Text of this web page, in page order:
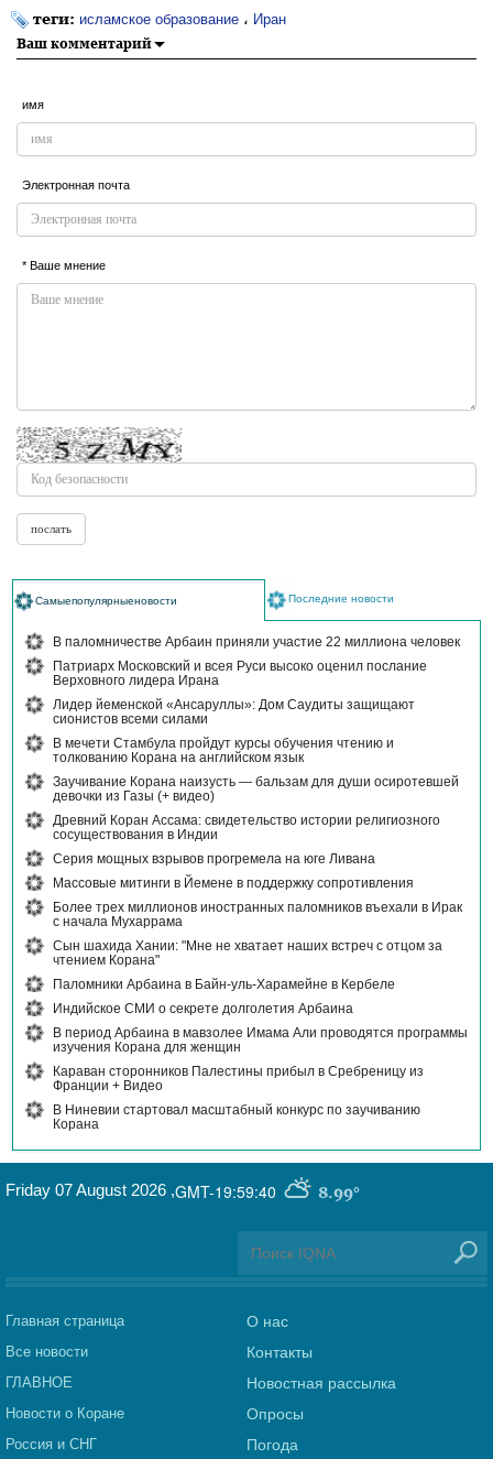
теги: исламское образование ، Иран
Ваш комментарий
имя
Электронная почта
* Ваше мнение
Самыепопулярныеновости Последние новости
В паломничестве Арбаин приняли участие 22 миллиона человек
Патриарх Московский и всея Руси высоко оценил послание
Верховного лидера Ирана
Лидер йеменской «Ансаруллы»: Дом Саудиты защищают
сионистов всеми силами
В мечети Стамбула пройдут курсы обучения чтению и
толкованию Корана на английском язык
Заучивание Корана наизусть — бальзам для души осиротевшей
девочки из Газы (+ видео)
Древний Коран Ассама: свидетельство истории религиозного
сосуществования в Индии
Серия мощных взрывов прогремела на юге Ливана
Массовые митинги в Йемене в поддержку сопротивления
Более трех миллионов иностранных паломников въехали в Ирак
с начала Мухаррама
Сын шахида Хании: "Мне не хватает наших встреч с отцом за
чтением Корана"
Паломники Арбаина в Байн-уль-Харамейне в Кербеле
Индийское СМИ о секрете долголетия Арбаина
В период Арбаина в мавзолее Имама Али проводятся программы
изучения Корана для женщин
Караван сторонников Палестины прибыл в Сребреницу из
Франции + Видео
В Ниневии стартовал масштабный конкурс по заучиванию
Корана
GMT-19:59:40 8.99°
Friday 07 August 2026 ,
Главная страница
Все новости
ГЛАВНОЕ
Новости о Коране
Россия и СНГ
О нас
Контакты
Новостная рассылка
Опросы
Погода